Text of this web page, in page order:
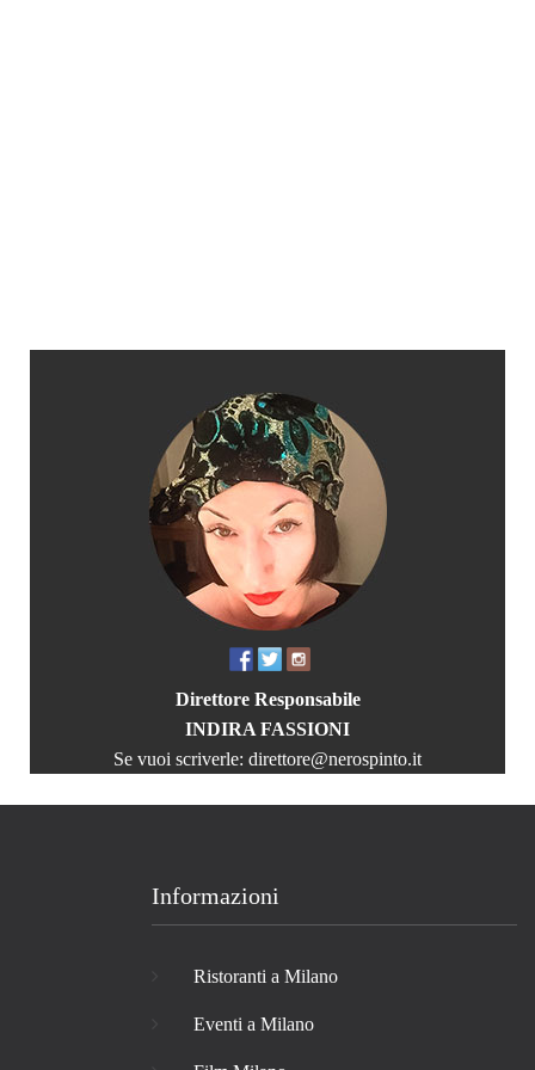
Direttore Responsabile
INDIRA FASSIONI
Se vuoi scriverle: direttore@nerospinto.it
Informazioni
Ristoranti a Milano
Eventi a Milano